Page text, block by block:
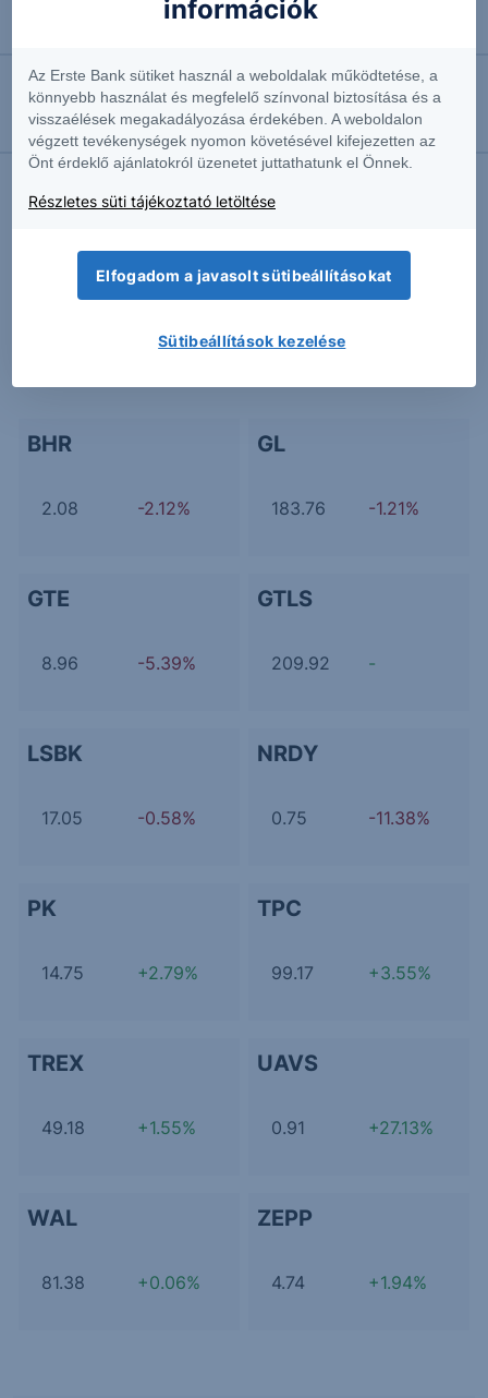
2026.08.07. 15:32
2026.08.07. 15:19
S&P 500: Kitört
Kapcsolódó termékek
BHR
2.08 -2.12%
GL
183.76 -1.21%
GTE
8.96 -5.39%
GTLS
209.92 -
LSBK
17.05 -0.58%
NRDY
0.75 -11.38%
PK
14.75 +2.79%
TPC
99.17 +3.55%
TREX
49.18 +1.55%
UAVS
0.91 +27.13%
WAL
81.38 +0.06%
ZEPP
4.74 +1.94%
információk
Az Erste Bank sütiket használ a weboldalak működtetése, a
könnyebb használat és megfelelő színvonal biztosítása és a
visszaélések megakadályozása érdekében. A weboldalon
végzett tevékenységek nyomon követésével kifejezetten az
Önt érdeklő ajánlatokról üzenetet juttathatunk el Önnek.
Részletes süti tájékoztató letöltése
Elfogadom a javasolt sütibeállításokat
Sütibeállítások kezelése